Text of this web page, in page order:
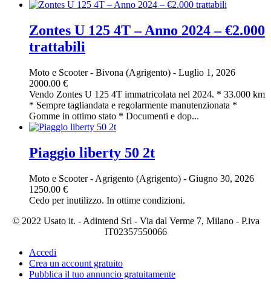
Zontes U 125 4T – Anno 2024 – €2.000
trattabili
Moto e Scooter- Bivona (Agrigento) - Luglio 1, 2026
2000.00 €
Vendo Zontes U 125 4T immatricolata nel 2024. * 33.000 km
* Sempre tagliandata e regolarmente manutenzionata *
Gomme in ottimo stato * Documenti e dop...
Piaggio liberty 50 2t
Moto e Scooter- Agrigento (Agrigento) - Giugno 30, 2026
1250.00 €
Cedo per inutilizzo. In ottime condizioni.
© 2022 Usato it. - Adintend Srl - Via dal Verme 7, Milano - P.iva
IT02357550066
Accedi
Crea un account gratuito
Pubblica il tuo annuncio gratuitamente